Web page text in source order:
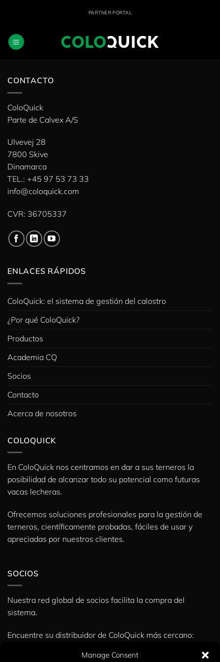
Manage Consent
PARTNER PORTAL
CONTACTO
ColoQuick
Parte de Calvex A/S
Ulvevej 28
7800 Skive
Dinamarca
TEL.: +45 97 53 73 33
info@coloquick.com
CVR: 36705337
ENLACES RÁPIDOS
ColoQuick: el sistema de gestión del calostro
¿Por qué ColoQuick?
Productos
Academia CQ
Socios
Contacto
Acerca de nosotros
COLOQUICK
En ColoQuick nos centramos en dar a sus terneros la
posibilidad de alcanzar todo su potencial como futuras
vacas lecheras.
Ofrecemos soluciones profesionales para la gestión de
terneros, científicamente probadas, fáciles de usar y
apreciadas por nuestros clientes.
SOCIOS
Nuestra red global de socios facilita la compra del
sistema.
Encuentre su distribuidor de ColoQuick más cercano: